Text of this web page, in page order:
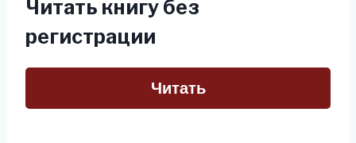
Читать книгу без
регистрации
Читать